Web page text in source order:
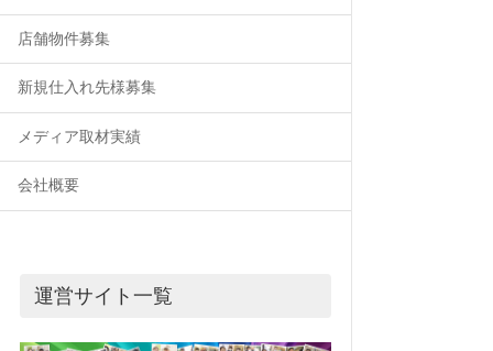
店舗物件募集
新規仕入れ先様募集
メディア取材実績
会社概要
運営サイト一覧